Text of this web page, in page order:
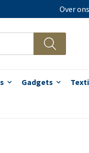
Over ons
Gadgets